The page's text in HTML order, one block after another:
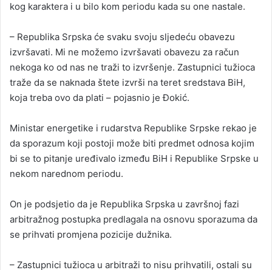
kog karaktera i u bilo kom periodu kada su one nastale.
– Republika Srpska će svaku svoju sljedeću obavezu
izvršavati. Mi ne možemo izvršavati obavezu za račun
nekoga ko od nas ne traži to izvršenje. Zastupnici tužioca
traže da se naknada štete izvrši na teret sredstava BiH,
koja treba ovo da plati – pojasnio je Đokić.
Ministar energetike i rudarstva Republike Srpske rekao je
da sporazum koji postoji može biti predmet odnosa kojim
bi se to pitanje uređivalo između BiH i Republike Srpske u
nekom narednom periodu.
On je podsjetio da je Republika Srpska u završnoj fazi
arbitražnog postupka predlagala na osnovu sporazuma da
se prihvati promjena pozicije dužnika.
– Zastupnici tužioca u arbitraži to nisu prihvatili, ostali su